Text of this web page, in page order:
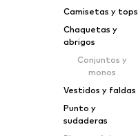
Camisetas y tops
Chaquetas y
abrigos
Conjuntos y
monos
Vestidos y faldas
Punto y
sudaderas